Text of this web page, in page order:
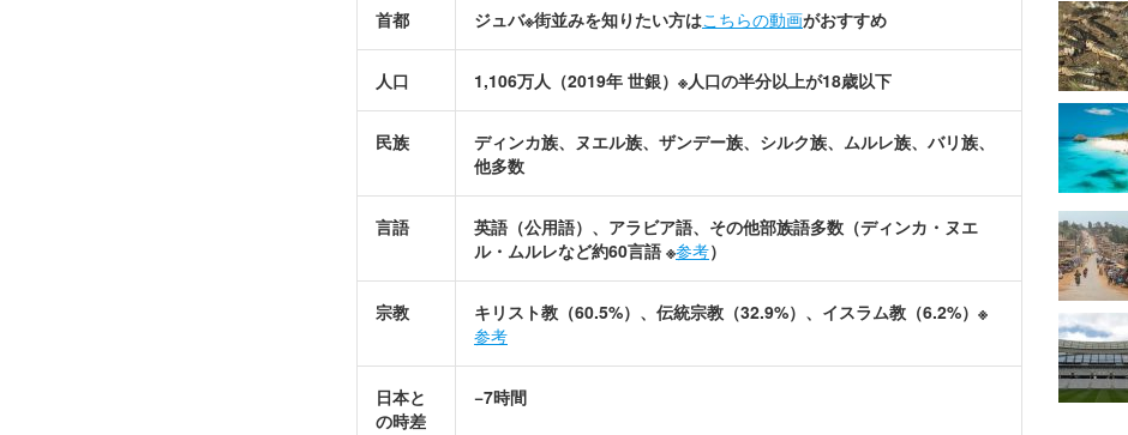
首都 ジュバ※街並みを知りたい方はこちらの動画がおすすめ
人口 1,106万人（2019年 世銀）※人口の半分以上が18歳以下
民族
ディンカ族、ヌエル族、ザンデー族、シルク族、ムルレ族、バリ族、
他多数
言語
英語（公用語）、アラビア語、その他部族語多数（ディンカ・ヌエ
ル・ムルレなど約60言語 ※参考）
宗教
キリスト教（60.5%）、伝統宗教（32.9%）、イスラム教（6.2%）※
参考
日本と
の時差
−7時間